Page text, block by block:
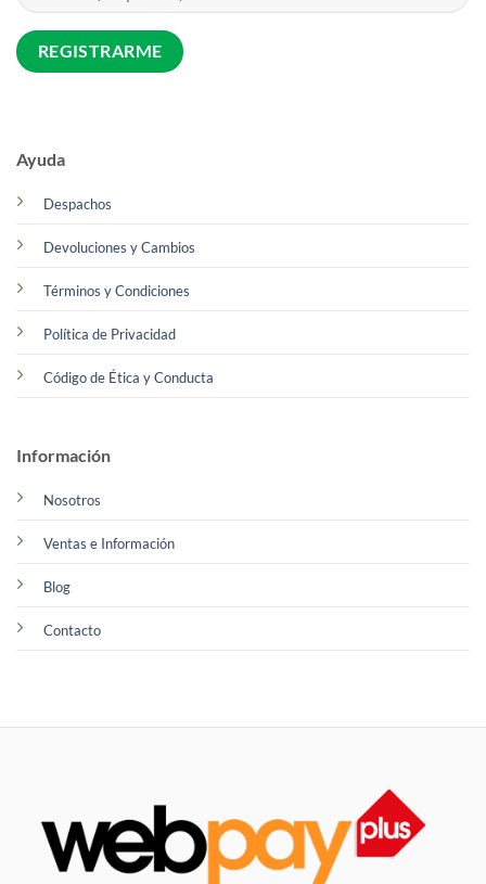
Ayuda
Despachos
Devoluciones y Cambios
Términos y Condiciones
Política de Privacidad
Código de Ética y Conducta
Información
Nosotros
Ventas e Información
Blog
Contacto